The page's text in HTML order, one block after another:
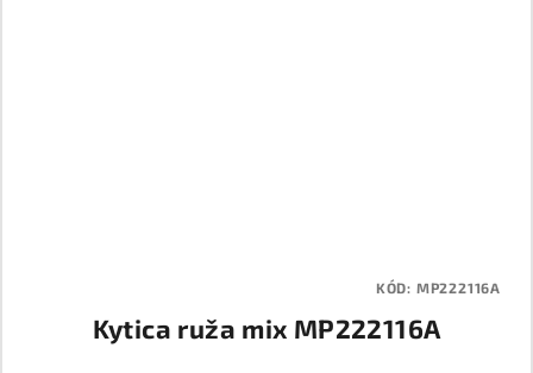
Kytica ruža mix MP222116A
KÓD: MP222116A